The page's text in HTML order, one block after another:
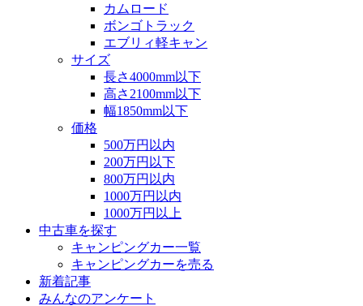
カムロード
ボンゴトラック
エブリィ軽キャン
サイズ
長さ4000mm以下
高さ2100mm以下
幅1850mm以下
価格
500万円以内
200万円以下
800万円以内
1000万円以内
1000万円以上
中古車を探す
キャンピングカー一覧
キャンピングカーを売る
新着記事
みんなのアンケート